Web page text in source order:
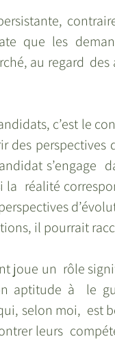
que les
au regard
c’est le
des
s’engage
la  réalité
il pourrait
joue un  rôle
aptitude à  le
selon moi,  est
leurs